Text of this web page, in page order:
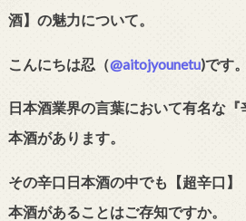
酒】の魅力について。
こんにちは忍（@aitojyounetu)です。
日本酒業界の言葉において有名な
本酒があります。
その辛口日本酒の中でも【超辛口】
本酒があることはご存知ですか。